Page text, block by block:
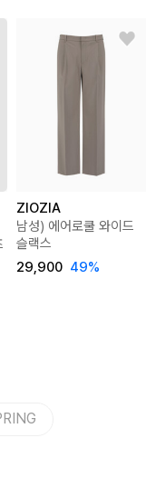
ZIOZIA
남성) 에어로쿨 와이드
슬랙스
29,900 49%